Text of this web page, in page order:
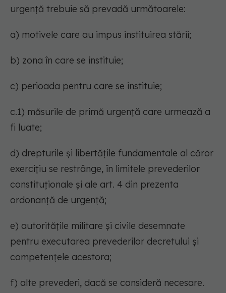
urgență trebuie să prevadă următoarele:
a) motivele care au impus instituirea stării;
b) zona în care se instituie;
c) perioada pentru care se instituie;
c.1) măsurile de primă urgență care urmează a
fi luate;
d) drepturile și libertățile fundamentale al căror
exercițiu se restrânge, în limitele prevederilor
constituționale și ale art. 4 din prezenta
ordonanță de urgență;
e) autoritățile militare și civile desemnate
pentru executarea prevederilor decretului și
competențele acestora;
f) alte prevederi, dacă se consideră necesare.